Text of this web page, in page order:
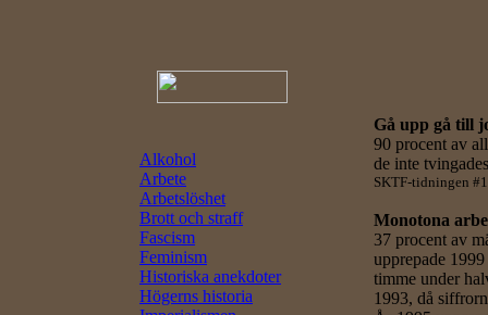
Alkohol
Arbete
Arbetslöshet
Brott och straff
Fascism
Feminism
Historiska anekdoter
Högerns historia
Gå upp gå till
90 procent av
de inte
SKTF-tidningen
Monotona
37 procent av
upprepade
timme under
1993, då